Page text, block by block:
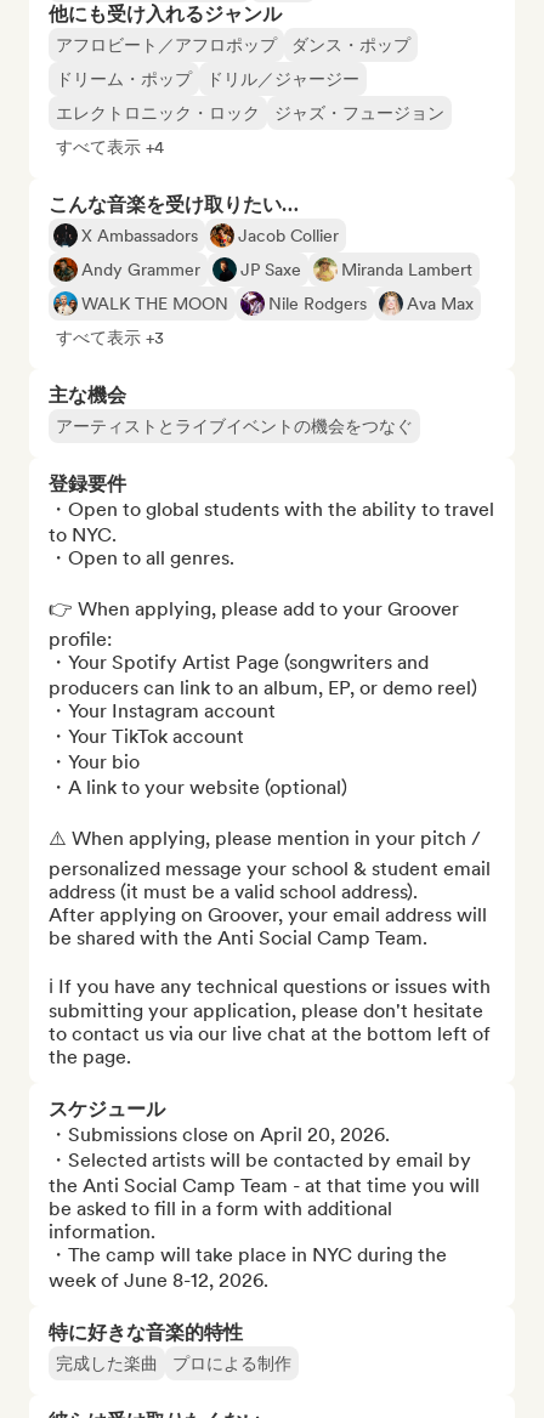
他にも受け入れるジャンル
アフロビート／アフロポップ
ダンス・ポップ
ドリーム・ポップ
ドリル／ジャージー
エレクトロニック・ロック
ジャズ・フュージョン
すべて表示 +4
こんな音楽を受け取りたい…
X Ambassadors
Jacob Collier
Andy Grammer
JP Saxe
Miranda Lambert
WALK THE MOON
Nile Rodgers
Ava Max
すべて表示 +3
主な機会
アーティストとライブイベントの機会をつなぐ
登録要件
・Open to global students with the ability to travel
to NYC.
・Open to all genres.
👉 When applying, please add to your Groover
profile:
・Your Spotify Artist Page (songwriters and
producers can link to an album, EP, or demo reel)
・Your Instagram account
・Your TikTok account
・Your bio
・A link to your website (optional)
⚠️ When applying, please mention in your pitch /
personalized message your school & student email
address (it must be a valid school address).
After applying on Groover, your email address will
be shared with the Anti Social Camp Team.
ℹ️ If you have any technical questions or issues with
submitting your application, please don't hesitate
to contact us via our live chat at the bottom left of
the page.
スケジュール
・Submissions close on April 20, 2026.
・Selected artists will be contacted by email by
the Anti Social Camp Team - at that time you will
be asked to fill in a form with additional
information.
・The camp will take place in NYC during the
week of June 8-12, 2026.
特に好きな音楽的特性
完成した楽曲 プロによる制作